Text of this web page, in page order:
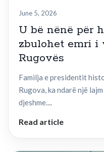
June 5, 2026
U bë nënë për
zbulohet emri i
Rugovës
Familja e presidentit
Rugova, ka ndarë një
djeshme....
Read article